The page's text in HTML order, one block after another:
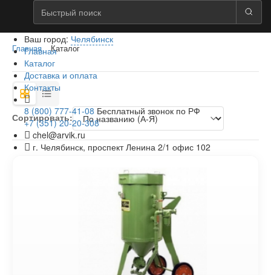
Ваш город: Челябинск
Главная
Каталог
Доставка и оплата
Контакты
8 (800) 777-41-08 Бесплатный звонок по РФ
+7 (351) 20-20-308
chel@arvik.ru
г. Челябинск, проспект Ленина 2/1 офис 102
Главная Каталог
Сортировать: